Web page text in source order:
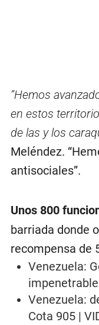
“Hemos
en estos
de las y los
Meléndez.
antisociales”.
Unos 800
barriada donde
recompensa de
Venezuela:
Venezuela:
Cota 905 |